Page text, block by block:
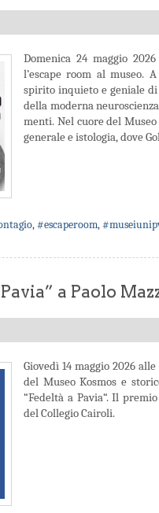
Domenica 24 maggio
l’escape room al museo.
spirito inquieto e geniale
della moderna
menti. Nel cuore del
generale e istologia, dove
,#escaperoom,
a Paolo
Giovedì 14 maggio 2026
del Museo Kosmos e
“Fedeltà a Pavia“. Il
del Collegio Cairoli.